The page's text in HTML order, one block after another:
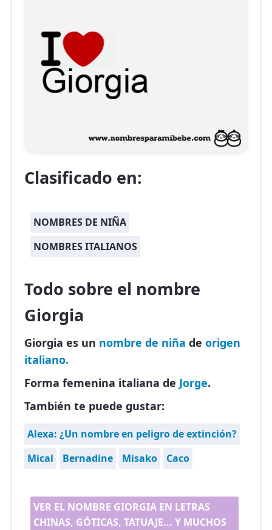
Clasificado en:
NOMBRES DE NIÑA
NOMBRES ITALIANOS
Todo sobre el nombre
Giorgia
Giorgia es un nombre de niña de origen
italiano.
Forma femenina italiana de Jorge.
También te puede gustar:
Alexa: ¿Un nombre en peligro de extinción?
Mical
Bernadine Misako Caco
VER EL NOMBRE GIORGIA EN LETRAS
CHINAS, GÓTICAS, TATUAJE... Y MUCHOS